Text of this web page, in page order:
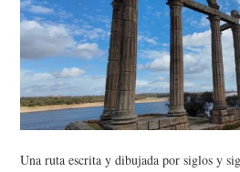
#ARVI
AMIGOS
CONTACTO
Una ruta escrita y dibujada por siglos y